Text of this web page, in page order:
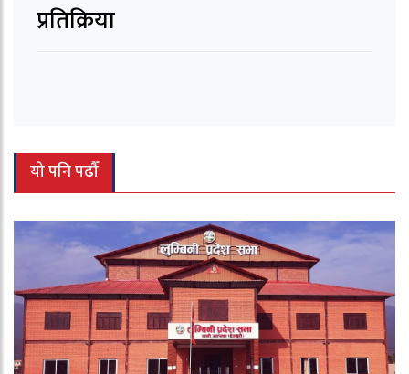
प्रतिक्रिया
यो पनि पढौँ